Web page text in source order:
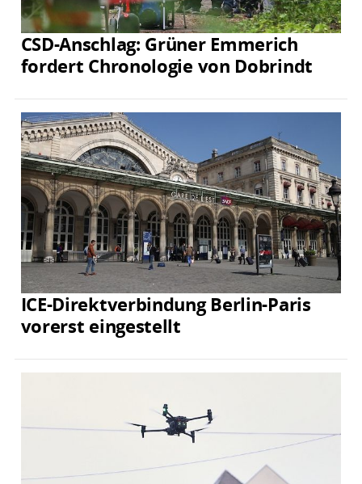
CSD-Anschlag: Grüner Emmerich
fordert Chronologie von Dobrindt
ICE-Direktverbindung Berlin-Paris
vorerst eingestellt